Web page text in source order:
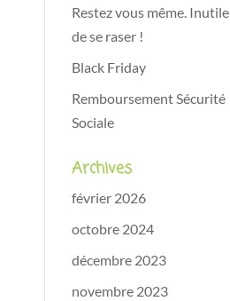
Restez vous même. Inutile
de se raser !
Black Friday
Remboursement Sécurité
Sociale
Archives
février 2026
octobre 2024
décembre 2023
novembre 2023